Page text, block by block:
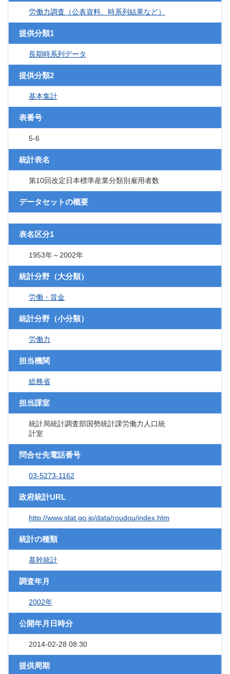
労働力調査（公表資料、時系列結果など）
提供分類1
長期時系列データ
提供分類2
基本集計
表番号
5-6
統計表名
第10回改定日本標準産業分類別雇用者数
データセットの概要
表名区分1
1953年～2002年
統計分野（大分類）
労働・賃金
統計分野（小分類）
労働力
担当機関
総務省
担当課室
統計局統計調査部国勢統計課労働力人口統
計室
問合せ先電話番号
03-5273-1162
政府統計URL
http://www.stat.go.jp/data/roudou/index.htm
統計の種類
基幹統計
調査年月
2002年
公開年月日時分
2014-02-28 08:30
提供周期